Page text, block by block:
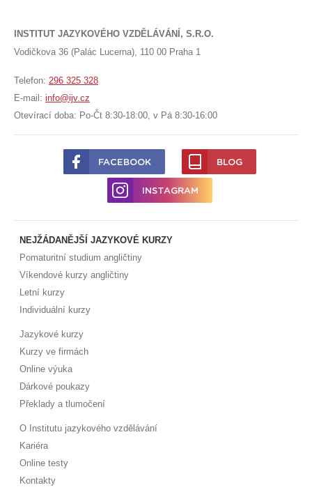
INSTITUT JAZYKOVÉHO VZDĚLÁVÁNÍ, S.R.O.
Vodičkova 36 (Palác Lucerna), 110 00 Praha 1
Telefon: 296 325 328
E-mail: info@ijv.cz
Otevírací doba: Po-Čt 8:30-18:00, v Pá 8:30-16:00
NEJŽÁDANĚJŠÍ JAZYKOVÉ KURZY
Pomaturitní studium angličtiny
Víkendové kurzy angličtiny
Letní kurzy
Individuální kurzy
Jazykové kurzy
Kurzy ve firmách
Online výuka
Dárkové poukazy
Překlady a tlumočení
O Institutu jazykového vzdělávání
Kariéra
Online testy
Kontakty
FACEBOOK BLOG
INSTAGRAM